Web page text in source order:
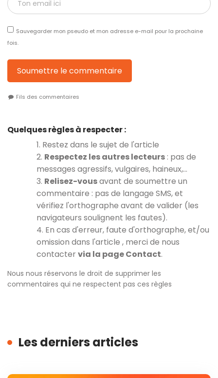
Sauvegarder mon pseudo et mon adresse e-mail pour la prochaine
fois.
Soumettre le commentaire
Fils des commentaires
Quelques règles à respecter :
1. Restez dans le sujet de l'article
2. Respectez les autres lecteurs : pas de
messages agressifs, vulgaires, haineux,…
3. Relisez-vousavant de soumettre un
commentaire : pas de langage SMS, et
vérifiez l'orthographe avant de valider (les
navigateurs soulignent les fautes).
4. En cas d'erreur, faute d'orthographe, et/ou
omission dans l'article , merci de nous
contacter via la page Contact.
Nous nous réservons le droit de supprimer les
commentaires qui ne respectent pas ces règles
Les derniers articles